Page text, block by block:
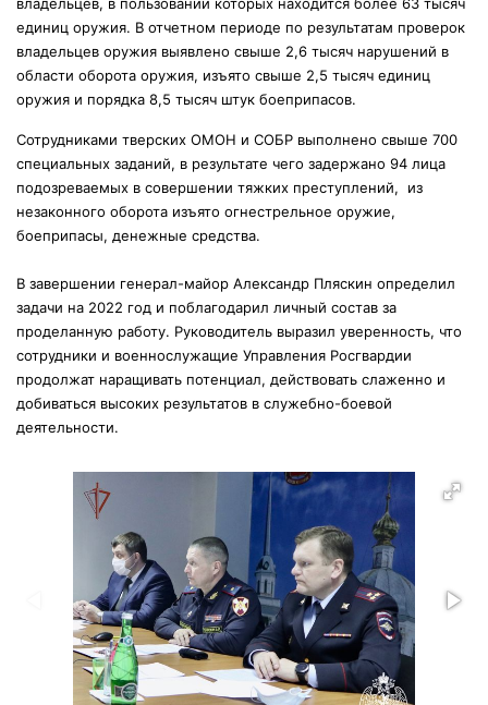
владельцев, в пользовании которых находится более 63 тысяч
единиц оружия. В отчетном периоде по результатам проверок
владельцев оружия выявлено свыше 2,6 тысяч нарушений в
области оборота оружия, изъято свыше 2,5 тысяч единиц
оружия и порядка 8,5 тысяч штук боеприпасов.
Сотрудниками тверских ОМОН и СОБР выполнено свыше 700
специальных заданий, в результате чего задержано 94 лица
подозреваемых в совершении тяжких преступлений, из
незаконного оборота изъято огнестрельное оружие,
боеприпасы, денежные средства.
В завершении генерал-майор Александр Пляскин определил
задачи на 2022 год и поблагодарил личный состав за
проделанную работу. Руководитель выразил уверенность, что
сотрудники и военнослужащие Управления Росгвардии
продолжат наращивать потенциал, действовать слаженно и
добиваться высоких результатов в служебно-боевой
деятельности.